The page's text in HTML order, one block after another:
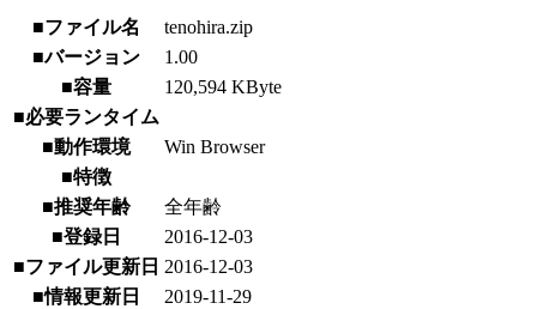
■ファイル名
tenohira.zip
■バージョン
1.00
■容量
120,594 KByte
■必要ランタイム
■動作環境
Win Browser
■特徴
■推奨年齢
全年齢
■登録日
2016-12-03
■ファイル更新日 2016-12-03
■情報更新日
2019-11-29